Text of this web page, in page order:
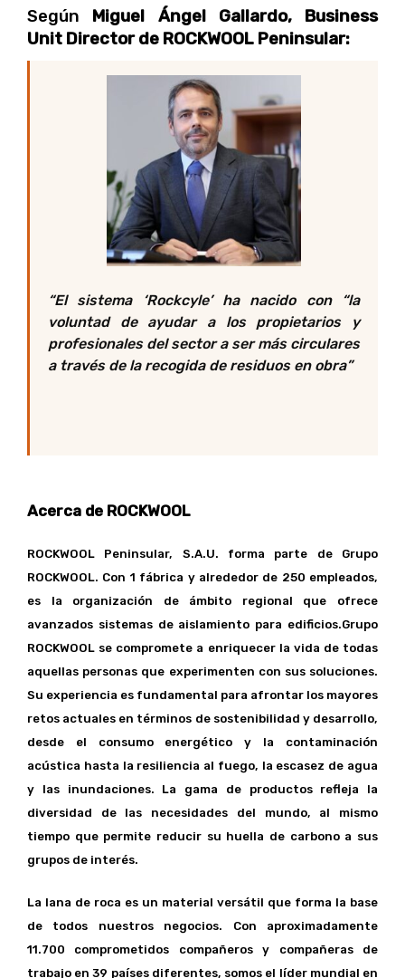
Según Miguel Ángel Gallardo, Business
Unit Director de ROCKWOOL Peninsular:
“El sistema ‘Rockcyle’ ha nacido con “la
voluntad de ayudar a los propietarios y
profesionales del sector a ser más circulares
a través de la recogida de residuos en obra”
Acerca de ROCKWOOL
ROCKWOOL Peninsular, S.A.U. forma parte de Grupo
ROCKWOOL. Con 1 fábrica y alrededor de 250 empleados,
es la organización de ámbito regional que ofrece
avanzados sistemas de aislamiento para edificios.Grupo
ROCKWOOL se compromete a enriquecer la vida de todas
aquellas personas que experimenten con sus soluciones.
Su experiencia es fundamental para afrontar los mayores
retos actuales en términos de sostenibilidad y desarrollo,
desde el consumo energético y la contaminación
acústica hasta la resiliencia al fuego, la escasez de agua
y las inundaciones. La gama de productos refleja la
diversidad de las necesidades del mundo, al mismo
tiempo que permite reducir su huella de carbono a sus
grupos de interés.
La lana de roca es un material versátil que forma la base
de todos nuestros negocios. Con aproximadamente
11.700 comprometidos compañeros y compañeras de
trabajo en 39 países diferentes, somos el líder mundial en